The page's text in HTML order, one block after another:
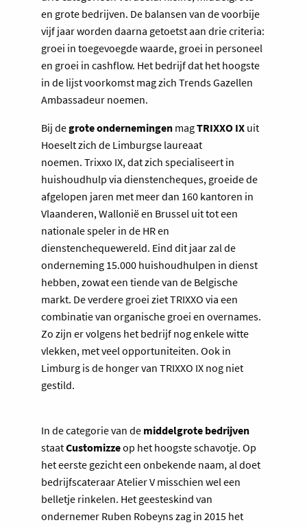
en grote bedrijven. De balansen van de voorbije
vijf jaar worden daarna getoetst aan drie criteria:
groei in toegevoegde waarde, groei in personeel
en groei in cashflow. Het bedrijf dat het hoogste
in de lijst voorkomst mag zich Trends Gazellen
Ambassadeur noemen.
Bij degrote ondernemingen magTRIXXO IX uit
Hoeselt zich de Limburgse laureaat
noemen. Trixxo IX, dat zich specialiseert in
huishoudhulp via dienstencheques, groeide de
afgelopen jaren met meer dan 160 kantoren in
Vlaanderen, Wallonië en Brussel uit tot een
nationale speler in de HR en
dienstenchequewereld. Eind dit jaar zal de
onderneming 15.000 huishoudhulpen in dienst
hebben, zowat een tiende van de Belgische
markt. De verdere groei ziet TRIXXO via een
combinatie van organische groei en overnames.
Zo zijn er volgens het bedrijf nog enkele witte
vlekken, met veel opportuniteiten. Ook in
Limburg is de honger van TRIXXO IX nog niet
gestild.
In de categorie van de middelgrote bedrijven
staatCustomizzeop het hoogste schavotje. Op
het eerste gezicht een onbekende naam, al doet
bedrijfscateraar Atelier V misschien wel een
belletje rinkelen. Het geesteskind van
ondernemer Ruben Robeyns zag in 2015 het